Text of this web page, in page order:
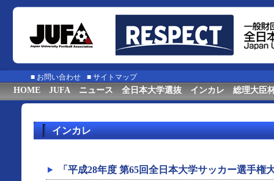
■ お問い合わせ ■ サイトマップ
HOME JUFA ニュース 全日本大学選抜 インカレ 総理大臣
インカレ
「平成28年度 第65回全日本大学サッカー選手権